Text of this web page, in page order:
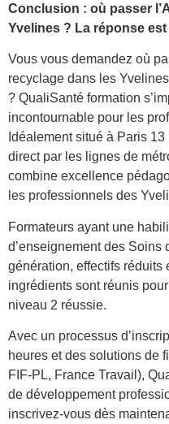
Conclusion : où passer
Yvelines ? La réponse
Vous vous demandez où
recyclage dans les
? QualiSanté formation
incontournable pour les
Idéalement situé à Paris
direct par les lignes de
combine excellence
les professionnels des
Formateurs ayant une
d’enseignement des Soins
génération, effectifs
ingrédients sont réunis
niveau 2 réussie.
Avec un processus
heures et des solutions de
FIF-PL, France Travail),
de développement
inscrivez-vous dès